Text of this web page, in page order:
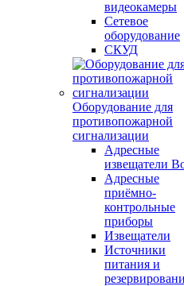
видеокамеры
Сетевое
оборудование
СКУД
Оборудование для
противопожарной
сигнализации
Адресные
извещатели
Адресные
приёмно-
контрольные
приборы
Извещатели
Источники
питания и